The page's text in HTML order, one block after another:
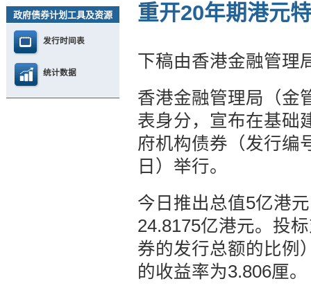
政府债券计划工具及资源
发行时间表
统计数据
重开20年期港元
下稿由香港金融管理
香港金融管理局（金
表身分，宣布在基础
府机构债券（发行编
日）举行。
今日推出总值5亿港
24.8175亿港元。投
券的发行总额的比例
的收益率为3.806厘。